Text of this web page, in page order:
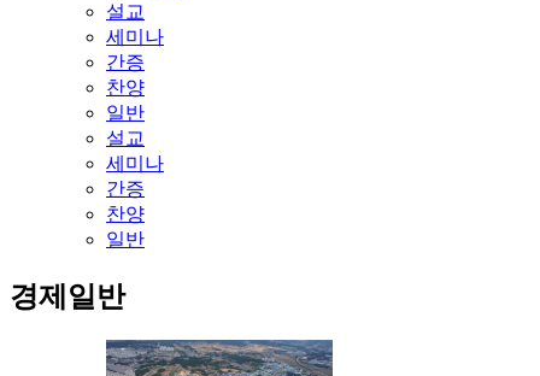
설교
세미나
간증
찬양
일반
설교
세미나
간증
찬양
일반
경제일반